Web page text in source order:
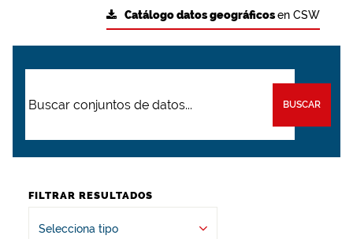
Catálogo datos geográficosen CSW
BUSCAR
FILTRAR RESULTADOS
Selecciona tipo